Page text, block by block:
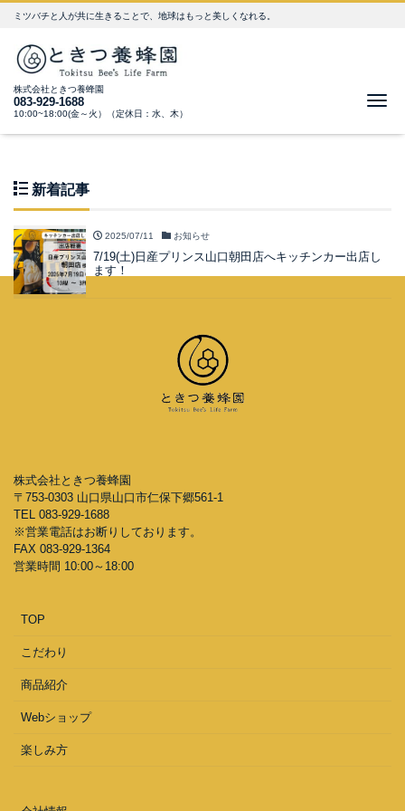
ミツバチと人が共に生きることで、地球はもっと美しくなれる。
株式会社ときつ養蜂園
083-929-1688
10:00~18:00(金～火）（定休日：水、木）
新着記事
2025/07/11 お知らせ
7/19(土)日産プリンス山口朝田店へキッチンカー出店し
ます！
株式会社ときつ養蜂園
〒753-0303 山口県山口市仁保下郷561-1
TEL 083-929-1688
※営業電話はお断りしております。
FAX 083-929-1364
営業時間 10:00～18:00
TOP
こだわり
商品紹介
Webショップ
楽しみ方